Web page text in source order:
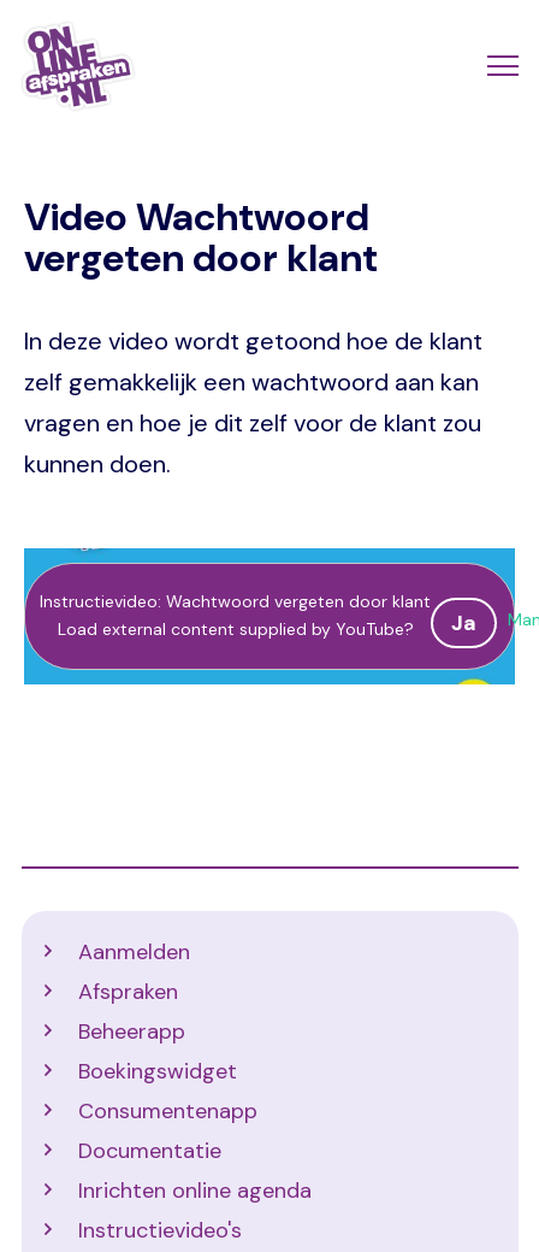
Naar
hoofdinhoud
Video Wachtwoord
vergeten door klant
In deze video wordt getoond hoe de klant
zelf gemakkelijk een wachtwoord aan kan
vragen en hoe je dit zelf voor de klant zou
kunnen doen.
Instructievideo: Wachtwoord vergeten door klant
Load external content supplied by YouTube? Ja
Aanmelden
Afspraken
Beheerapp
Boekingswidget
Consumentenapp
Documentatie
Inrichten online agenda
Instructievideo's